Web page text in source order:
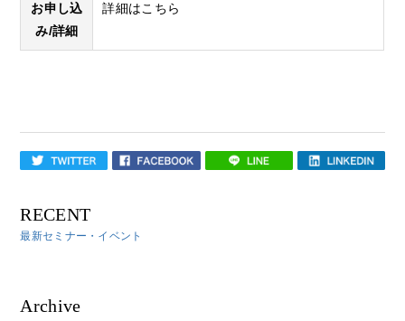
お申し込
み/詳細
詳細はこちら
RECENT
最新セミナー・イベント
Archive